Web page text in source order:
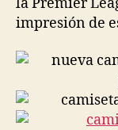
impresión de